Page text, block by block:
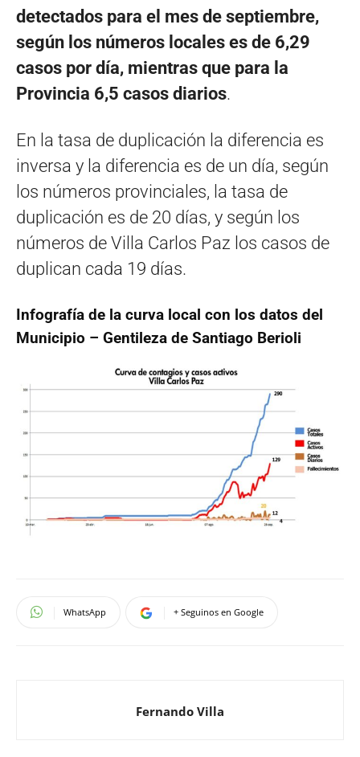
detectados para el mes de septiembre,
según los números locales es de 6,29
casos por día, mientras que para la
Provincia 6,5 casos diarios.
En la tasa de duplicación la diferencia es
inversa y la diferencia es de un día, según
los números provinciales, la tasa de
duplicación es de 20 días, y según los
números de Villa Carlos Paz los casos de
duplican cada 19 días.
Infografía de la curva local con los datos del
Municipio – Gentileza de Santiago Berioli
WhatsApp + Seguinos en Google
Fernando Villa